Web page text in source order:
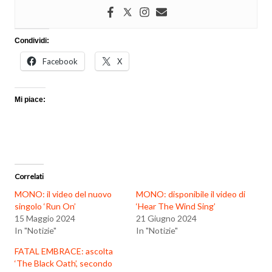
Condividi:
Facebook X
Mi piace:
Correlati
MONO: il video del nuovo
singolo ‘Run On’
15 Maggio 2024
In "Notizie"
MONO: disponibile il video di
‘Hear The Wind Sing’
21 Giugno 2024
In "Notizie"
FATAL EMBRACE: ascolta
‘The Black Oath’, secondo